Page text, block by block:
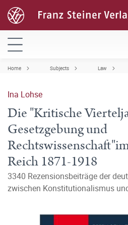
Home Subjects Law
Ina Lohse
Die "Kritische
Gesetzgebung und
Reich 1871-1918
3340 Rezensionsbeiträge der
zwischen Konstitutionalismus